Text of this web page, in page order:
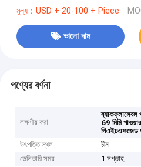
মূল্য：USD + 20-100 + Piece
ভালো দাম
পণ্যের বর্ণনা
লক্ষণীয় করা
ব্যাকফ্লাসেবল
69 মিমি পাওয়ার
পিএইচএফজেড
উৎপত্তি স্থল
চীন
ডেলিভারি সময়
1 সপ্তাহ